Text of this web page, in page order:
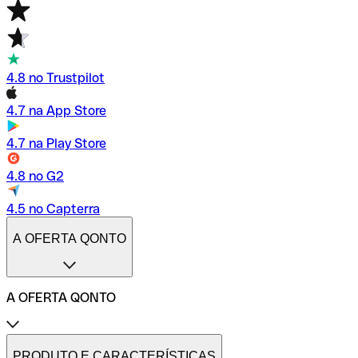
4.8 no Trustpilot
4.7 na App Store
4.7 na Play Store
4.8 no G2
4.5 no Capterra
A OFERTA QONTO
A OFERTA QONTO
Tarifas